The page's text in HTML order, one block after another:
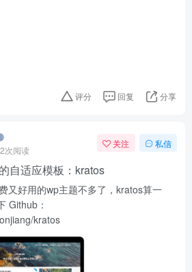
评分 回复 分享
次阅读
关注 私信
自适应模板：kratos
又好用的wp主题不多了，kratos算一
Github：
kratos